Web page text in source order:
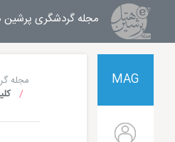
مجله گردشگری
MAG مجله